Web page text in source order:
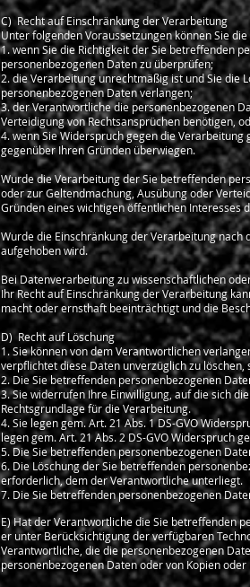
C) Recht auf Einschränkung der Verarbeitung
Unter folgenden Voraussetzungen können Sie
1. wenn Sie die Richtigkeit der Sie betreffenden
personenbezogenen Daten zu überprüfen;
2. die Verarbeitung unrechtmäßig ist und Sie die
personenbezogenen Daten verlangen;
3. der Verantwortliche die personenbezogenen
Verteidigung von Rechtsansprüchen benötigen,
4. wenn Sie Widerspruch gegen die
gegenüber Ihren Gründen überwiegen.
Wurde die Verarbeitung der Sie betreffenden
oder zur Geltendmachung, Ausübung oder
Gründen eines wichtigen öffentlichen
Wurde die Einschränkung der Verarbeitung
aufgehoben wird.
Bei Datenverarbeitung zu wissenschaftlichen
Ihr Recht auf Einschränkung der Verarbeitung
macht oder ernsthaft beeinträchtigt und die
D) Recht auf Löschung
1. Sie können von dem Verantwortlichen
verpflichtet diese Daten unverzüglich zu
2. Die Sie betreffenden personenbezogenen
3. Sie widerrufen Ihre Einwilligung, auf die sich
Rechtsgrundlage für die Verarbeitung.
4. Sie legen gem. Art. 21 Abs. 1 DS-GVO
legen gem. Art. 21 Abs. 2 DS-GVO Widerspruch
5. Die Sie betreffenden personenbezogenen
6. Die Löschung der Sie betreffenden
erforderlich, dem der Verantwortliche unterliegt.
7. Die Sie betreffenden personenbezogenen
E) Hat der Verantwortliche die Sie betreffenden
er unter Berücksichtigung der verfügbaren
Verantwortliche, die die personenbezogenen
personenbezogenen Daten oder von Kopien